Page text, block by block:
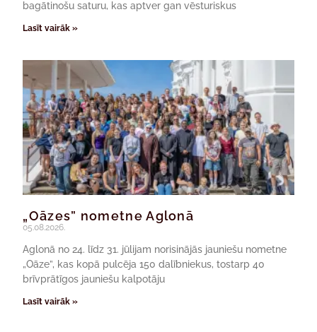
bagātinošu saturu, kas aptver gan vēsturiskus
Lasīt vairāk »
„Oāzes” nometne Aglonā
05.08.2026.
Aglonā no 24. līdz 31. jūlijam norisinājās jauniešu nometne
„Oāze”, kas kopā pulcēja 150 dalībniekus, tostarp 40
brīvprātīgos jauniešu kalpotāju
Lasīt vairāk »